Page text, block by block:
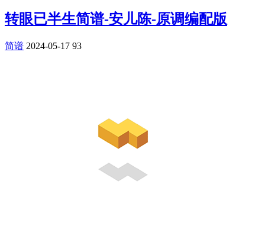
转眼已半生简谱-安儿陈-原调编配版
简谱 2024-05-17 93